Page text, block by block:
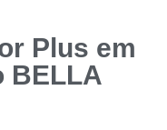
Plus em
BELLA